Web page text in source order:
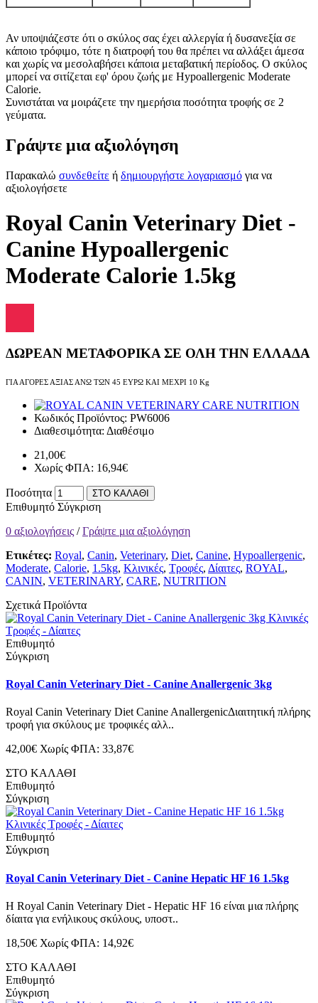
Αν υποψιάζεστε ότι ο σκύλος σας έχει αλλεργία ή δυσανεξία σε
κάποιο τρόφιμο, τότε η διατροφή του θα πρέπει να αλλάξει άμεσα
και χωρίς να μεσολαβήσει κάποια μεταβατική περίοδος. Ο σκύλος
μπορεί να σιτίζεται εφ' όρου ζωής με Hypoallergenic Moderate
Calorie.
Συνιστάται να μοιράζετε την ημερήσια ποσότητα τροφής σε 2
γεύματα.
Γράψτε μια αξιολόγηση
Παρακαλώ συνδεθείτε ή δημιουργήστε λογαριασμό για να
αξιολογήσετε
Royal Canin Veterinary Diet -
Canine Hypoallergenic
Moderate Calorie 1.5kg
ΔΩΡΕΑΝ ΜΕΤΑΦΟΡΙΚΑ ΣΕ ΟΛΗ ΤΗΝ ΕΛΛΑΔΑ
ΓΙΑ ΑΓΟΡΕΣ ΑΞΙΑΣ ΑΝΩ ΤΩΝ 45 ΕΥΡΩ ΚΑΙ ΜΕΧΡΙ 10 Kg
Κωδικός Προϊόντος: PW6006
Διαθεσιμότητα: Διαθέσιμο
21,00€
Χωρίς ΦΠΑ: 16,94€
Ποσότητα ΣΤΟ ΚΑΛΑΘΙ
Επιθυμητό Σύγκριση
0 αξιολογήσεις /Γράψτε μια αξιολόγηση
Ετικέτες: Royal, Canin, Veterinary, Diet, Canine, Hypoallergenic,
Moderate, Calorie, 1.5kg, Κλινικές, Τροφές, Δίαιτες, ROYAL,
CANIN, VETERINARY, CARE, NUTRITION
Σχετικά Προϊόντα
Επιθυμητό
Σύγκριση
Royal Canin Veterinary Diet - Canine Anallergenic 3kg
Royal Canin Veterinary Diet Canine AnallergenicΔιαιτητική πλήρης
τροφή για σκύλους με τροφικές αλλ..
42,00€ Χωρίς ΦΠΑ: 33,87€
ΣΤΟ ΚΑΛΑΘΙ
Επιθυμητό
Σύγκριση
Επιθυμητό
Σύγκριση
Royal Canin Veterinary Diet - Canine Hepatic HF 16 1.5kg
Η Royal Canin Veterinary Diet - Hepatic HF 16 είναι μια πλήρης
δίαιτα για ενήλικους σκύλους, υποστ..
18,50€ Χωρίς ΦΠΑ: 14,92€
ΣΤΟ ΚΑΛΑΘΙ
Επιθυμητό
Σύγκριση